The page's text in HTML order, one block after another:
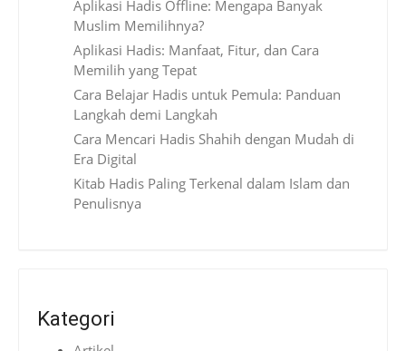
Aplikasi Hadis Offline: Mengapa Banyak
Muslim Memilihnya?
Aplikasi Hadis: Manfaat, Fitur, dan Cara
Memilih yang Tepat
Cara Belajar Hadis untuk Pemula: Panduan
Langkah demi Langkah
Cara Mencari Hadis Shahih dengan Mudah di
Era Digital
Kitab Hadis Paling Terkenal dalam Islam dan
Penulisnya
Kategori